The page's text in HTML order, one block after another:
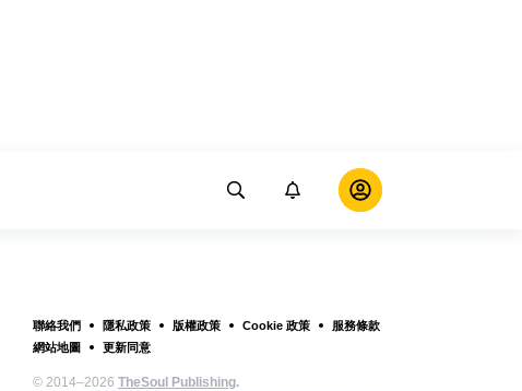
聯絡我們 隱私政策 版權政策 Cookie 政策
服務條款
網站地圖
更新同意
© 2014–2026 TheSoul Publishing.